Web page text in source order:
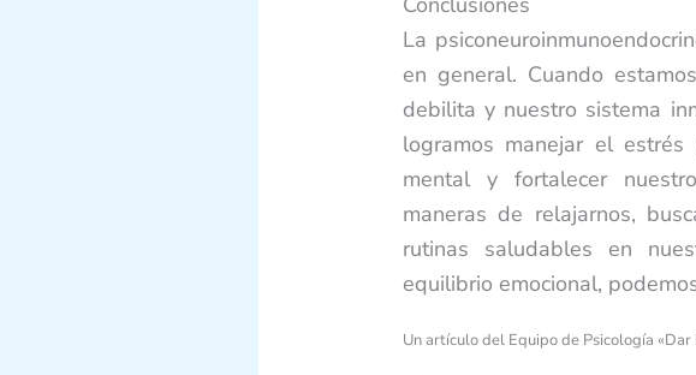
La
en general. Cuando
debilita y nuestro sistema
logramos manejar el estrés
mental y fortalecer
maneras de relajarnos,
rutinas saludables en
equilibrio emocional,
Un artículo del Equipo de Psicología «Dar